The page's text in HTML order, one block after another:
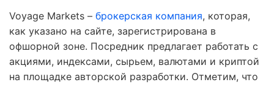
Voyage Markets – брокерская компания, которая,
как указано на сайте, зарегистрирована в
офшорной зоне. Посредник предлагает работать с
акциями, индексами, сырьем, валютами и криптой
на площадке авторской разработки. Отметим, что